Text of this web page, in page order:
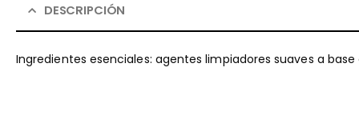
DESCRIPCIÓN
Ingredientes esenciales: agentes limpiadores suaves a